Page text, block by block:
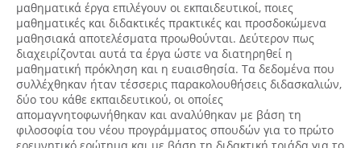
μαθηματικά έργα επιλέγουν οι εκπαιδευτικοί, ποιες
μαθηματικές και διδακτικές πρακτικές και προσδοκώμενα
μαθησιακά αποτελέσματα προωθούνται. Δεύτερον πως
διαχειρίζονται αυτά τα έργα ώστε να διατηρηθεί η
μαθηματική πρόκληση και η ευαισθησία. Τα δεδομένα που
συλλέχθηκαν ήταν τέσσερις παρακολουθήσεις διδασκαλιών,
δύο του κάθε εκπαιδευτικού, οι οποίες
απομαγνητοφωνήθηκαν και αναλύθηκαν με βάση τη
φιλοσοφία του νέου προγράμματος σπουδών για το πρώτο